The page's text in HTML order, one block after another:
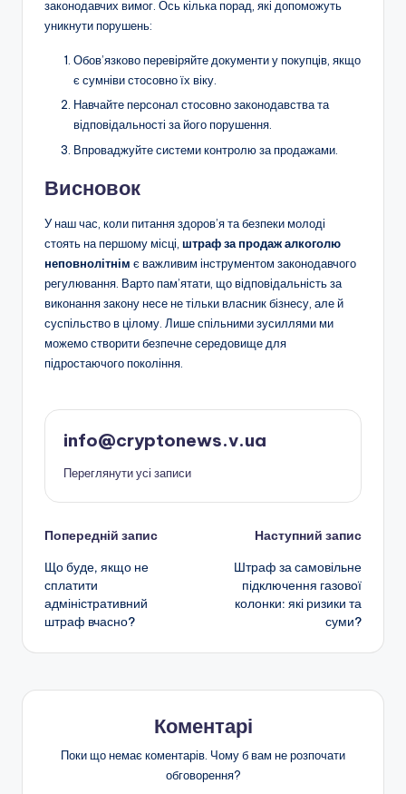
законодавчих вимог. Ось кілька порад, які допоможуть
уникнути порушень:
Обов’язково перевіряйте документи у покупців, якщо
є сумніви стосовно їх віку.
Навчайте персонал стосовно законодавства та
відповідальності за його порушення.
Впроваджуйте системи контролю за продажами.
Висновок
У наш час, коли питання здоров’я та безпеки молоді
стоять на першому місці, штраф за продаж алкоголю
неповнолітнім є важливим інструментом законодавчого
регулювання. Варто пам’ятати, що відповідальність за
виконання закону несе не тільки власник бізнесу, але й
суспільство в цілому. Лише спільними зусиллями ми
можемо створити безпечне середовище для
підростаючого покоління.
info@cryptonews.v.ua
Переглянути усі записи
Навігація
по
запису
Попередній запис
Що буде, якщо не
сплатити
адміністративний
штраф вчасно?
Наступний запис
Штраф за самовільне
підключення газової
колонки: які ризики та
суми?
Коментарі
Поки що немає коментарів. Чому б вам не розпочати
обговорення?